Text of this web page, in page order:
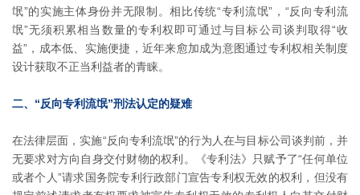
氓”的实施主体身份并无限制。相比传统“专利流氓”，“反向专利流
氓”无须积累相当数量的专利权即可通过与目标公司谈判取得“收
益”，成本低、实施便捷，近年来愈加成为意图通过专利权相关制度
设计获取不正当利益者的青睐。
二、“反向专利流氓”刑法认定的疑难
在法律层面，实施“反向专利流氓”的行为人在与目标公司谈判前，并
无要求对方向自身交付财物的权利。《专利法》只赋予了“任何单位
或者个人”请求国务院专利行政部门宣告专利权无效的权利，但没有